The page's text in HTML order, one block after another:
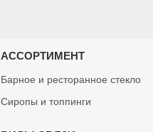
АССОРТИМЕНТ
Барное и ресторанное стекло
Сиропы и топпинги